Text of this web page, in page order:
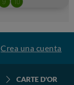
Crea una cuenta
CARTE D'OR